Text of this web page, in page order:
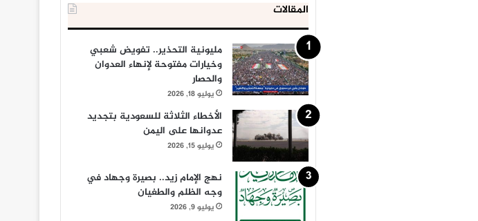
المقالات
مليونية التحذير.. تفويض شعبي
وخيارات مفتوحة لإنهاء العدوان
والحصار
يوليو 18, 2026
الأخطاء الثلاثة للسعودية بتجديد
عدوانها على اليمن
يوليو 15, 2026
نهج الإمام زيد.. بصيرة وجهاد في
وجه الظلم والطغيان
يوليو 9, 2026